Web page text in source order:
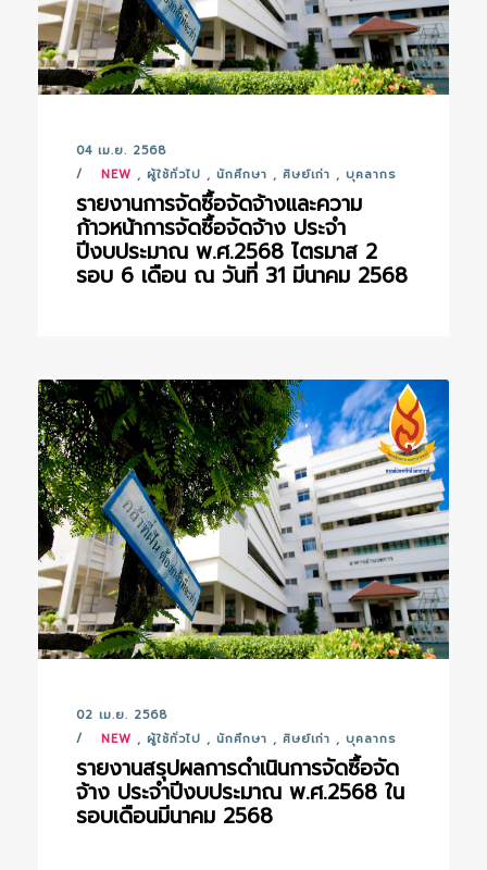
04 เม.ย. 2568
NEW , ผู้ใช้ทั่วไป , นักศึกษา , ศิษย์เก่า , บุคลากร
รายงานการจัดซื้อจัดจ้างและความ
ก้าวหน้าการจัดซื้อจัดจ้าง ประจำ
ปีงบประมาณ พ.ศ.2568 ไตรมาส 2
รอบ 6 เดือน ณ วันที่ 31 มีนาคม 2568
02 เม.ย. 2568
NEW , ผู้ใช้ทั่วไป , นักศึกษา , ศิษย์เก่า , บุคลากร
รายงานสรุปผลการดำเนินการจัดซื้อจัด
จ้าง ประจำปีงบประมาณ พ.ศ.2568 ใน
รอบเดือนมีนาคม 2568